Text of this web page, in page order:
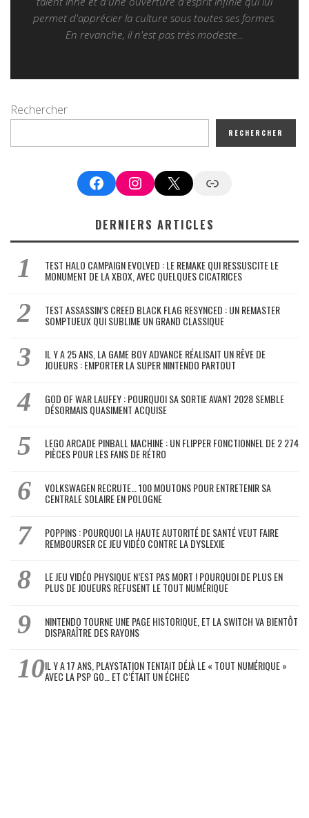
permet d'apprécier la culture sous toutes ses formes.
En revanche, il n'est pas très modeste...
Rechercher
RECHERCHER
FacebookInstagram
X Google News
DERNIERS ARTICLES
TEST HALO CAMPAIGN EVOLVED : LE REMAKE QUI RESSUSCITE LE
MONUMENT DE LA XBOX, AVEC QUELQUES CICATRICES
TEST ASSASSIN’S CREED BLACK FLAG RESYNCED : UN REMASTER
SOMPTUEUX QUI SUBLIME UN GRAND CLASSIQUE
IL Y A 25 ANS, LA GAME BOY ADVANCE RÉALISAIT UN RÊVE DE
JOUEURS : EMPORTER LA SUPER NINTENDO PARTOUT
GOD OF WAR LAUFEY : POURQUOI SA SORTIE AVANT 2028 SEMBLE
DÉSORMAIS QUASIMENT ACQUISE
LEGO ARCADE PINBALL MACHINE : UN FLIPPER FONCTIONNEL DE 2 274
PIÈCES POUR LES FANS DE RÉTRO
VOLKSWAGEN RECRUTE… 100 MOUTONS POUR ENTRETENIR SA
CENTRALE SOLAIRE EN POLOGNE
POPPINS : POURQUOI LA HAUTE AUTORITÉ DE SANTÉ VEUT FAIRE
REMBOURSER CE JEU VIDÉO CONTRE LA DYSLEXIE
LE JEU VIDÉO PHYSIQUE N’EST PAS MORT ! POURQUOI DE PLUS EN
PLUS DE JOUEURS REFUSENT LE TOUT NUMÉRIQUE
NINTENDO TOURNE UNE PAGE HISTORIQUE, ET LA SWITCH VA BIENTÔT
DISPARAÎTRE DES RAYONS
IL Y A 17 ANS, PLAYSTATION TENTAIT DÉJÀ LE « TOUT NUMÉRIQUE »
AVEC LA PSP GO… ET C’ÉTAIT UN ÉCHEC